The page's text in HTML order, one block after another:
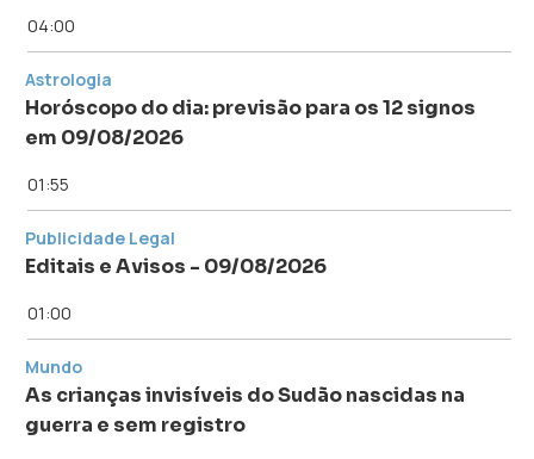
04:00
Astrologia
Horóscopo do dia: previsão para os 12 signos
em 09/08/2026
01:55
Publicidade Legal
Editais e Avisos - 09/08/2026
01:00
Mundo
As crianças invisíveis do Sudão nascidas na
guerra e sem registro